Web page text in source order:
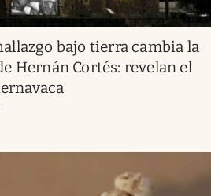
bajo tierra cambia la
Hernán Cortés: revelan el